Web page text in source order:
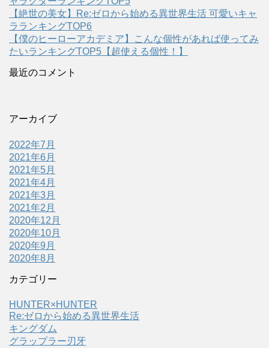
【絶世の美女】Re:ゼロから始める異世界生活 可愛いキャ
ラランキングTOP6
【僕のヒーローアカデミア】こんな個性があれば使ってみ
たいランキングTOP5【超使える個性！】
最近のコメント
アーカイブ
2022年7月
2021年6月
2021年5月
2021年4月
2021年3月
2021年2月
2020年12月
2020年10月
2020年9月
2020年8月
カテゴリー
HUNTER×HUNTER
Re:ゼロから始める異世界生活
キングダム
グラップラー刃牙